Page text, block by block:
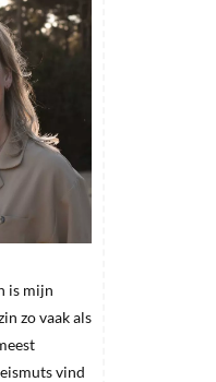
is mijn
zo vaak als
vind